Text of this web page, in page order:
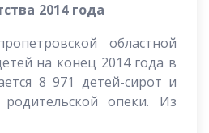
2014 года
областной
на конец 2014 года в
8 971 детей-сирот и
опеки. Из